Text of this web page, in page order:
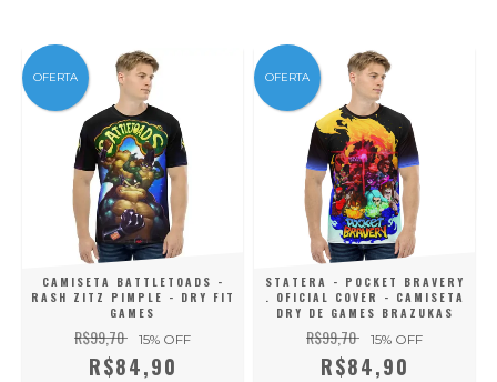
OFERTA
CAMISETA BATTLETOADS -
RASH ZITZ PIMPLE - DRY FIT
GAMES
R$99,70 15% OFF
R$84,90
OFERTA
STATERA - POCKET BRAVERY
. OFICIAL COVER - CAMISETA
DRY DE GAMES BRAZUKAS
R$99,70 15% OFF
R$84,90